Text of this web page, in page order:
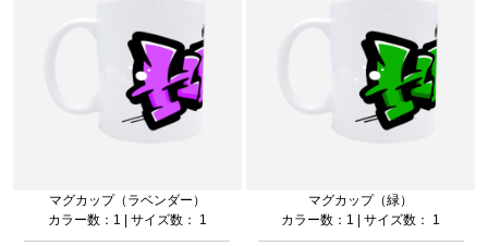
マグカップ（ラベンダー）
カラー数：1 | サイズ数： 1
マグカップ（緑）
カラー数：1 | サイズ数： 1